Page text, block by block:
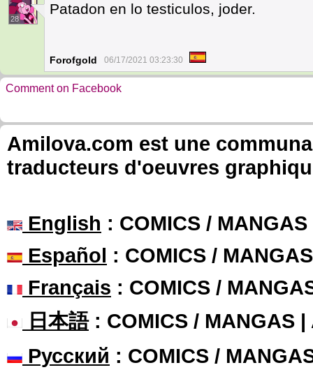
28
Patadon en lo testiculos, joder.
Forofgold 06/17/2021 03:23:30
Comment on Facebook
Amilova.com est une
traducteurs d'oeuvres
English : COMICS /
Español : COMICS /
Français : COMICS /
日本語: COMICS / MANGAS |
Русский : COMICS /